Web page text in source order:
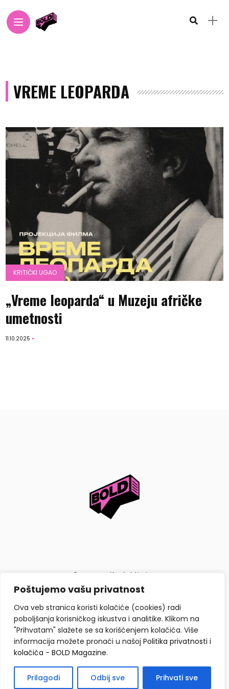
Poštujemo vašu privatnost
Ova veb stranica koristi kolačiće (cookies) radi
poboljšanja korisničkog iskustva i analitike. Klikom na
"Prihvatam" slažete se sa korišćenjem kolačića. Više
informacija možete pronaći u našoj Politika privatnosti i
kolačića - BOLD Magazine.
Prilagodi Odbij sve Prihvati sve
VREME LEOPARDA
KRITIČKI UGAO
„Vreme leoparda“ u Muzeju afričke
umetnosti
11.10.2025
O nama Kontaktiraj nas
Politika privatnosti i kolačića
Copyright © BOLD Magazine 2026. Sva prava zadržana.